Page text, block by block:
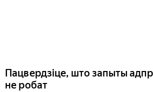
Пацвердзіце, што запыты
не робат